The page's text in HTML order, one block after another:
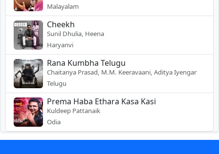
Malayalam
Cheekh
Sunil Dhulia, Heena
Haryanvi
Rana Kumbha Telugu
Chaitanya Prasad, M.M. Keeravaani, Aditya Iyengar
Telugu
Prema Haba Ethara Kasa Kasi
Kuldeep Pattanaik
Odia